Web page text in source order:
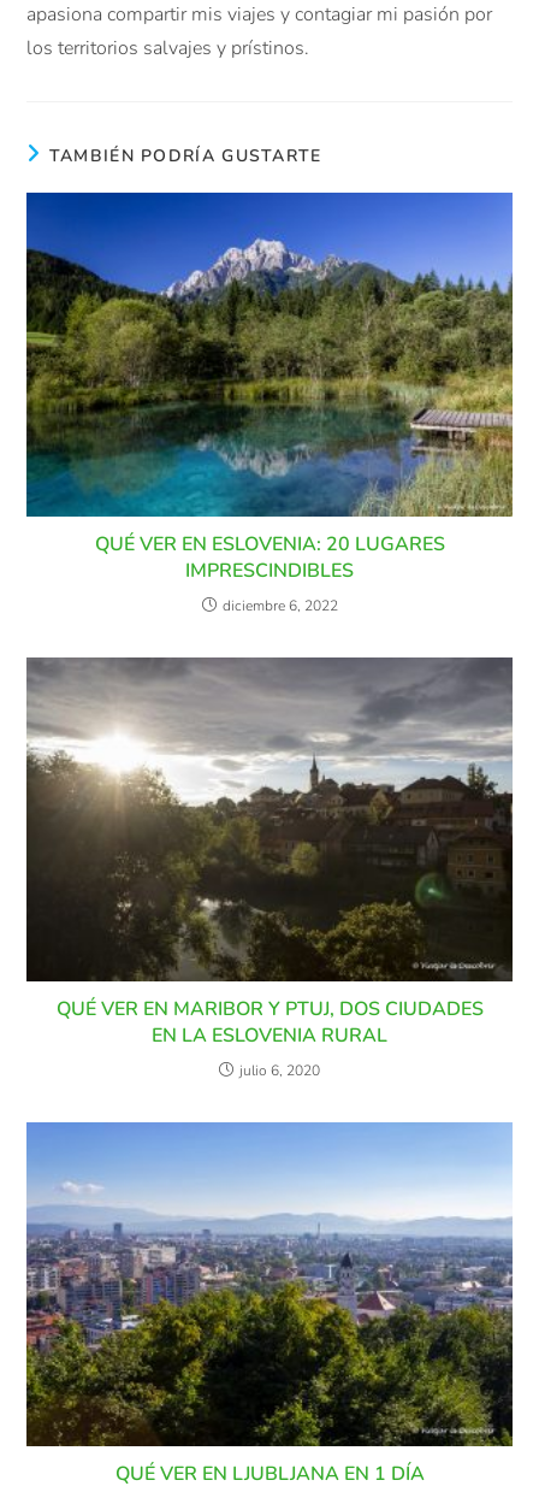
apasiona compartir mis viajes y contagiar mi pasión por
los territorios salvajes y prístinos.
TAMBIÉN PODRÍA GUSTARTE
QUÉ VER EN ESLOVENIA: 20 LUGARES
IMPRESCINDIBLES
diciembre 6, 2022
QUÉ VER EN MARIBOR Y PTUJ, DOS CIUDADES
EN LA ESLOVENIA RURAL
julio 6, 2020
QUÉ VER EN LJUBLJANA EN 1 DÍA